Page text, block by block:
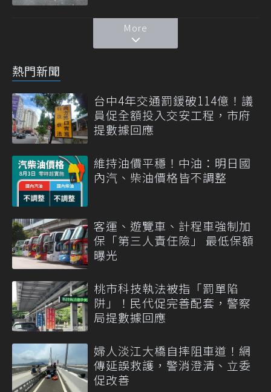
More
熱門新聞
台中4年交通罰鍰破114億！議
員促全額投入交安工程，市府
提數據回應
維持油價平穩！中油：明日國
內汽、柴油價格皆不調整
客運、遊覽車、計程車強制加
保「第三人責任險」 最低保額
曝光
桃市科技執法被指「罰單陷
阱」！民代促完善配套，警察
局提數據回應
婦人淡江大橋自摔阻車道！網
傳延誤救護，警消澄清、立委
促改善